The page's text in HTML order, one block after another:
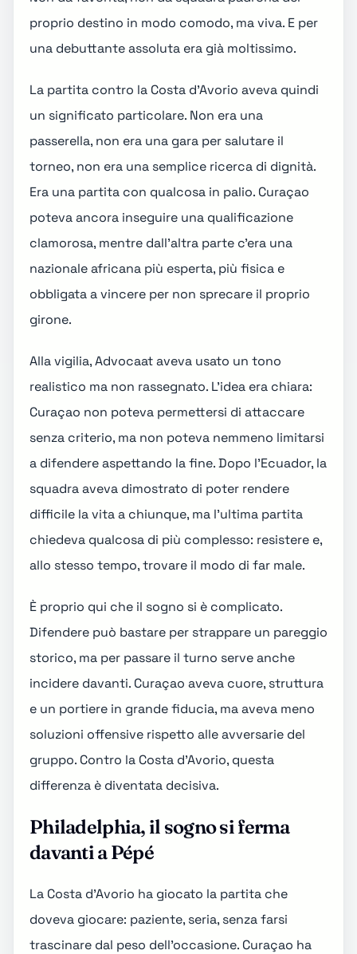
proprio destino in modo comodo, ma viva. E per
una debuttante assoluta era già moltissimo.
La partita contro la Costa d'Avorio aveva quindi
un significato particolare. Non era una
passerella, non era una gara per salutare il
torneo, non era una semplice ricerca di dignità.
Era una partita con qualcosa in palio. Curaçao
poteva ancora inseguire una qualificazione
clamorosa, mentre dall'altra parte c'era una
nazionale africana più esperta, più fisica e
obbligata a vincere per non sprecare il proprio
girone.
Alla vigilia, Advocaat aveva usato un tono
realistico ma non rassegnato. L'idea era chiara:
Curaçao non poteva permettersi di attaccare
senza criterio, ma non poteva nemmeno limitarsi
a difendere aspettando la fine. Dopo l'Ecuador, la
squadra aveva dimostrato di poter rendere
difficile la vita a chiunque, ma l'ultima partita
chiedeva qualcosa di più complesso: resistere e,
allo stesso tempo, trovare il modo di far male.
È proprio qui che il sogno si è complicato.
Difendere può bastare per strappare un pareggio
storico, ma per passare il turno serve anche
incidere davanti. Curaçao aveva cuore, struttura
e un portiere in grande fiducia, ma aveva meno
soluzioni offensive rispetto alle avversarie del
gruppo. Contro la Costa d'Avorio, questa
differenza è diventata decisiva.
Philadelphia, il sogno si ferma
davanti a Pépé
La Costa d'Avorio ha giocato la partita che
doveva giocare: paziente, seria, senza farsi
trascinare dal peso dell'occasione. Curaçao ha